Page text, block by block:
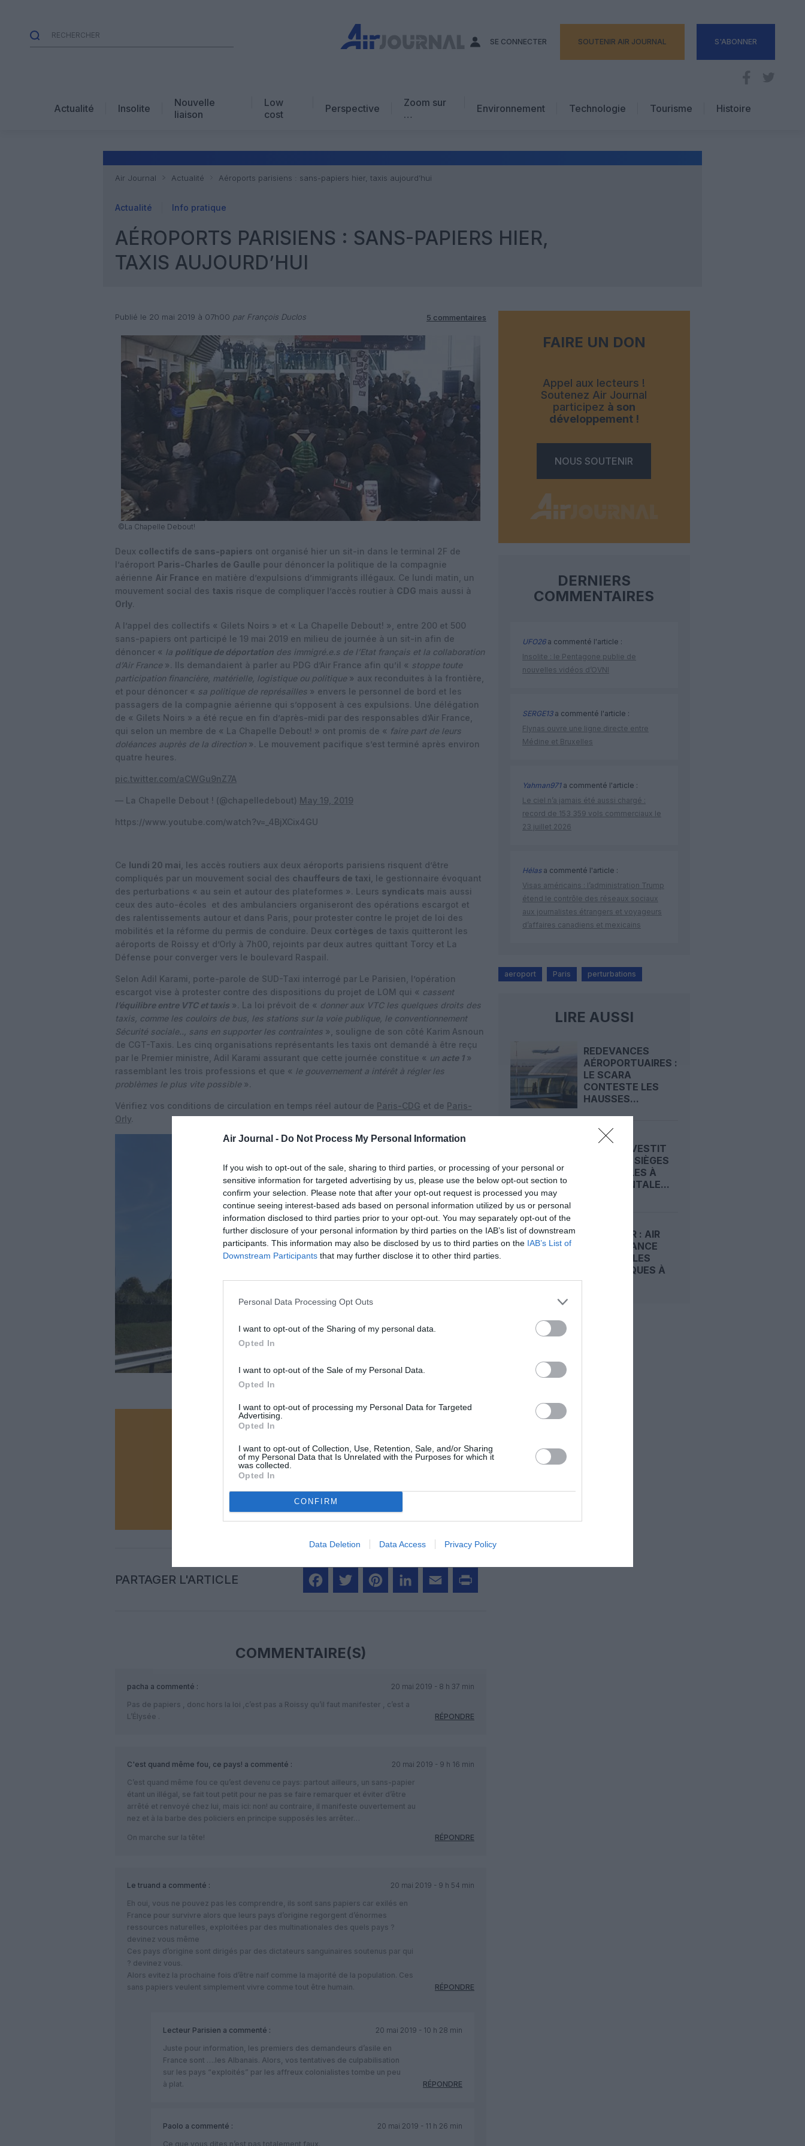
Air Journal - Do Not Process My Personal Information
If you wish to opt-out of the sale, sharing to third parties, or processing of your personal or
sensitive information for targeted advertising by us, please use the below opt-out section to
confirm your selection. Please note that after your opt-out request is processed you may
continue seeing interest-based ads based on personal information utilized by us or personal
information disclosed to third parties prior to your opt-out. You may separately opt-out of the
further disclosure of your personal information by third parties on the IAB’s list of downstream
participants. This information may also be disclosed by us to third parties on the IAB’s List of
Downstream Participants that may further disclose it to other third parties.
Personal Data Processing Opt Outs
I want to opt-out of the Sharing of my personal data.
Opted In
I want to opt-out of the Sale of my Personal Data.
Opted In
I want to opt-out of processing my Personal Data for Targeted
Advertising.
Opted In
I want to opt-out of Collection, Use, Retention, Sale, and/or Sharing
of my Personal Data that Is Unrelated with the Purposes for which it
was collected.
Opted In
CONFIRM
Data Deletion Data Access Privacy Policy
SE CONNECTER SOUTENIR AIR JOURNAL S'ABONNER
Actualité Insolite
Nouvelle
liaison
Low
cost
Perspective
Zoom sur
…
Avis d’expert
Environnement Technologie
Tourisme
Hôtellerie
Histoire
Air Journal Actualité Aéroports parisiens : sans-papiers hier, taxis aujourd’hui
Actualité Info pratique
AÉROPORTS PARISIENS : SANS-PAPIERS HIER,
TAXIS AUJOURD’HUI
Publié le 20 mai 2019 à 07h00 par François Duclos 5 commentaires
©La Chapelle Debout!
Deux collectifs de sans-papiers ont organisé hier un sit-in dans le terminal 2F de
l’aéroport Paris-Charles de Gaulle pour dénoncer la politique de la compagnie
aérienne Air France en matière d’expulsions d’immigrants illégaux. Ce lundi matin, un
mouvement social des taxis risque de compliquer l’accès routier à CDG mais aussi à
Orly.
A l’appel des collectifs « Gilets Noirs » et « La Chapelle Debout! », entre 200 et 500
sans-papiers ont participé le 19 mai 2019 en milieu de journée à un sit-in afin de
dénoncer « la politique de déportation des immigré.e.s de l’Etat français et la collaboration
d’Air France ». Ils demandaient à parler au PDG d’Air France afin qu’il « stoppe toute
participation financière, matérielle, logistique ou politique » aux reconduites à la frontière,
et pour dénoncer « sa politique de représailles » envers le personnel de bord et les
passagers de la compagnie aérienne qui s’opposent à ces expulsions. Une délégation
de « Gilets Noirs » a été reçue en fin d’après-midi par des responsables d’Air France,
qui selon un membre de « La Chapelle Debout! » ont promis de « faire part de leurs
doléances auprès de la direction ». Le mouvement pacifique s’est terminé après environ
quatre heures.
pic.twitter.com/aCWGu9nZ7A
— La Chapelle Debout ! (@chapelledebout) May 19, 2019
https://www.youtube.com/watch?v=_4BjXCix4GU
Ce lundi 20 mai , les accès routiers aux deux aéroports parisiens risquent d’être
compliqués par un mouvement social des chauffeurs de taxi , le gestionnaire évoquant
des perturbations « au sein et autour des plateformes ». Leurs syndicats mais aussi
ceux des auto-écoles et des ambulanciers organiseront des opérations escargot et
des ralentissements autour et dans Paris, pour protester contre le projet de loi des
mobilités et la réforme du permis de conduire. Deux cortèges de taxis quitteront les
aéroports de Roissy et d’Orly à 7h00, rejoints par deux autres quittant Torcy et La
Défense pour converger vers le boulevard Raspail.
Selon Adil Karami, porte-parole de SUD-Taxi interrogé par Le Parisien, l’opération
escargot vise à protester contre des dispositions du projet de LOM qui « cassent
l’équilibre entre VTC et taxis ». La loi prévoit de « donner aux VTC les quelques droits des
taxis, comme les couloirs de bus, les stations sur la voie publique, le conventionnement
Sécurité sociale.., sans en supporter les contraintes », souligne de son côté Karim Asnoun
de CGT-Taxis. Les cinq organisations représentants les taxis ont demandé à être reçu
par le Premier ministre, Adil Karami assurant que cette journée constitue « un acte 1»
rassemblant les trois professions et que « le gouvernement a intérêt à régler les
problèmes le plus vite possible ».
Vérifiez vos conditions de circulation en temps réel autour de Paris-CDG et de Paris-
Orly.
Vous avez apprécié l’article ?
Soutenez-nous, faites un don !
NOUS SOUTENIR
PARTAGER L'ARTICLE
COMMENTAIRE(S)
pacha a commenté :
20 mai 2019 - 8 h 37 min
Pas de papiers , donc hors la loi ,c’est pas a Roissy qu’il faut manifester , c’est a
L’Élysée .
RÉPONDRE
C'est quand même fou, ce pays! a commenté :
20 mai 2019 - 9 h 16 min
C’est quand même fou ce qu’est devenu ce pays: partout ailleurs, un sans-papier
étant un illégal, se fait tout petit pour ne pas se faire remarquer et éviter d’être
arrêté et renvoyé chez lui, mais ici: non! au contraire, il manifeste ouvertement au
nez et à la barbe des policiers en principe supposés les arrêter…
On marche sur la tête! RÉPONDRE
Le truand a commenté :
20 mai 2019 - 9 h 54 min
Eh oui, vous ne pouvez pas les comprendre, ils sont sans papiers car exilés en
France pour survivre alors que leurs pays d’origine regorgent d’énormes
ressources naturelles, exploitées par des multinationales des quels pays ?
devinez vous même
Ces pays d’origine sont dirigés par des dictateurs sanguinaires soutenus par qui
? devinez vous.
Alors evitez la prochaine fois d’être naif comme la majorité de la population. Ces
sans papiers veulent simplement vivre comme tout être humain.
RÉPONDRE
Lecteur Parisien a commenté :
20 mai 2019 - 10 h 28 min
Juste pour information, les premiers des demandeurs d’asile en
France sont ….les Albanais. Alors, vos tentatives de culpabilisation
sur les pays “exploités” par les affreux colonialistes tombe un peu
à plat.
RÉPONDRE
Paolo a commenté :
20 mai 2019 - 11 h 26 min
Ce que vous dites n’est pas totalement faux.
FAIRE UN DON
Appel aux lecteurs !
Soutenez Air Journal
participez à son
développement !
NOUS SOUTENIR
DERNIERS
COMMENTAIRES
UFO26a commenté l'article :
Insolite : le Pentagone publie de
nouvelles vidéos d’OVNI
SERGE13a commenté l'article :
Flynas ouvre une ligne directe entre
Médine et Bruxelles
Yahman971a commenté l'article :
Le ciel n’a jamais été aussi chargé :
record de 153 359 vols commerciaux le
23 juillet 2026
Hélasa commenté l'article :
Visas américains : l’administration Trump
étend le contrôle des réseaux sociaux
aux journalistes étrangers et voyageurs
d’affaires canadiens et mexicains
aeroport Paris perturbations
LIRE AUSSI
REDEVANCES
AÉROPORTUAIRES :
LE SCARA
CONTESTE LES
HAUSSES...
BEOND INVESTIT
DANS 256 SIÈGES
INCLINABLES À
L’HORIZONTALE...
STOPOVER : AIR
FRANCE LANCE
DES ESCALES
TOURISTIQUES À